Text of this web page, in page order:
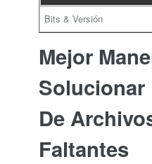
Mejor
Solucionar
De
Faltantes